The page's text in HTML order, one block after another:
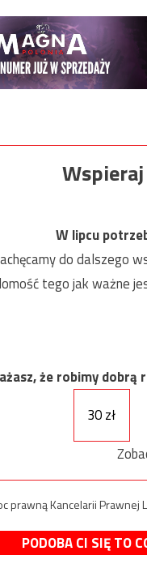
W lipcu
do dalszego
tego jak ważne
że robimy dobrą
30 zł
prawną Kancelarii Prawnej
PODOBA CI SIĘ TO